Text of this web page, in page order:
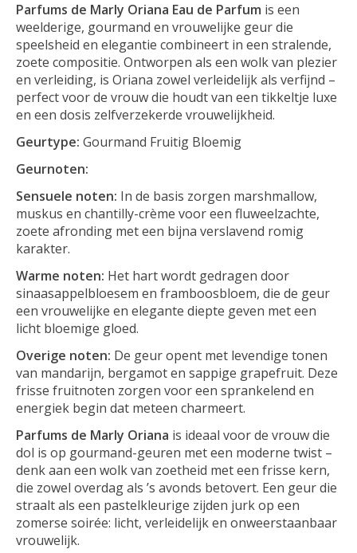
Parfums de Marly Oriana Eau de Parfum is een
weelderige, gourmand en vrouwelijke geur die
speelsheid en elegantie combineert in een stralende,
zoete compositie. Ontworpen als een wolk van plezier
en verleiding, is Oriana zowel verleidelijk als verfijnd –
perfect voor de vrouw die houdt van een tikkeltje luxe
en een dosis zelfverzekerde vrouwelijkheid.
Geurtype: Gourmand Fruitig Bloemig
Geurnoten:
Sensuele noten: In de basis zorgen marshmallow,
muskus en chantilly-crème voor een fluweelzachte,
zoete afronding met een bijna verslavend romig
karakter.
Warme noten: Het hart wordt gedragen door
sinaasappelbloesem en framboosbloem, die de geur
een vrouwelijke en elegante diepte geven met een
licht bloemige gloed.
Overige noten: De geur opent met levendige tonen
van mandarijn, bergamot en sappige grapefruit. Deze
frisse fruitnoten zorgen voor een sprankelend en
energiek begin dat meteen charmeert.
Parfums de Marly Oriana is ideaal voor de vrouw die
dol is op gourmand-geuren met een moderne twist –
denk aan een wolk van zoetheid met een frisse kern,
die zowel overdag als ’s avonds betovert. Een geur die
straalt als een pastelkleurige zijden jurk op een
zomerse soirée: licht, verleidelijk en onweerstaanbaar
vrouwelijk.